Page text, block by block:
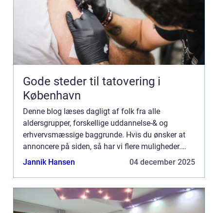
Gode steder til tatovering i
København
Denne blog læses dagligt af folk fra alle
aldersgrupper, forskellige uddannelse-& og
erhvervsmæssige baggrunde. Hvis du ønsker at
annoncere på siden, så har vi flere muligheder.
Bannerannoncering er blot én af mulighederne. Vil
Jannik Hansen 04 december 2025